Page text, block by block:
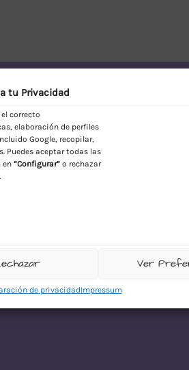
tu Privacidad
correcto
elaboración de perfiles
Google, recopilar,
Puedes aceptar todas las
en “Configurar” o rechazar
Ver
de privacidadImpressum